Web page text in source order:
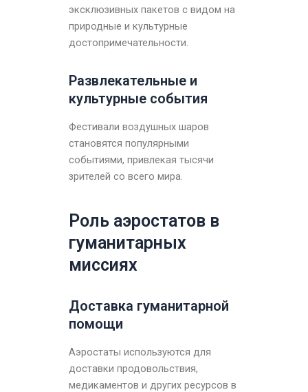
эксклюзивных пакетов с видом на
природные и культурные
достопримечательности.
Развлекательные и
культурные события
Фестивали воздушных шаров
становятся популярными
событиями, привлекая тысячи
зрителей со всего мира.
Роль аэростатов в
гуманитарных
миссиях
Доставка гуманитарной
помощи
Аэростаты используются для
доставки продовольствия,
медикаментов и других ресурсов в